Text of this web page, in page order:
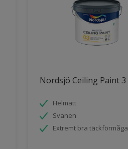
Nordsjö Ceiling Paint 3
Helmatt
Svanen
Extremt bra täckförmåga